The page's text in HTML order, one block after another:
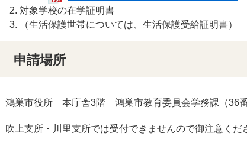
対象学校の在学証明書
（生活保護世帯については、生活保護受給証明書）
申請場所
鴻巣市役所 本庁舎3階 鴻巣市教育委員会学務課（36番
吹上支所・川里支所では受付できませんので御注意くだ